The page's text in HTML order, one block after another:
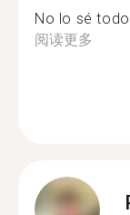
No lo sé
阅读更多